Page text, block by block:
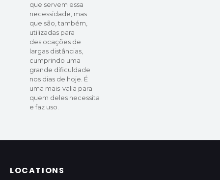
que servem essa
necessidade, mas
que são, também,
utilizadas para
deslocações de
largas distâncias,
cumprindo uma
grande dificuldade
nos dias de hoje. É
uma mais-valia para
quem deles necessita
e faz uso.
LOCATIONS